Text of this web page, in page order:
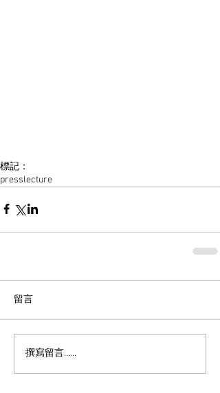
標記：
presslecture
留言
撰寫留言......